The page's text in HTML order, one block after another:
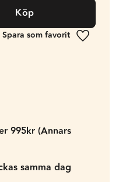
Köp
Lägg till
995kr (Annars
samma dag